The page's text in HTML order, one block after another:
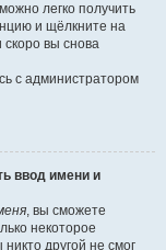
легко получить
и щёлкните на
скоро вы снова
с администратором
ввод имени и
, вы сможете
некоторое
другой не смог